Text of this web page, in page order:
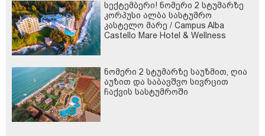
სექტემბერი! ნომერი 2 სტუმარზე
კორპუსი ალბა სასტუმრო
კასტელო მარე / Campus Alba
Castello Mare Hotel & Wellness
ნომერი 2 სტუმარზე საუზმით, ღია
აუზით და საბავშვო სივრცით
ჩაქვის სასტუმროში